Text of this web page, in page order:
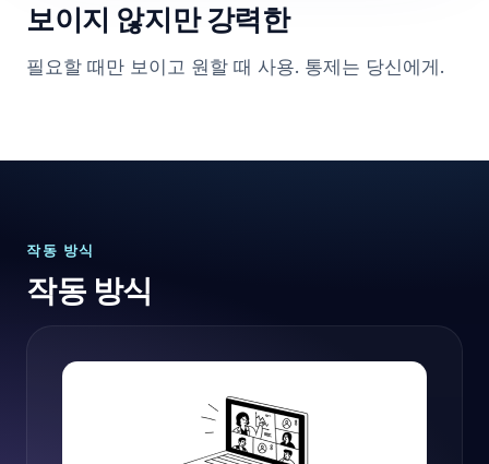
보이지 않지만 강력한
필요할 때만 보이고 원할 때 사용. 통제는 당신에게.
작동 방식
작동 방식